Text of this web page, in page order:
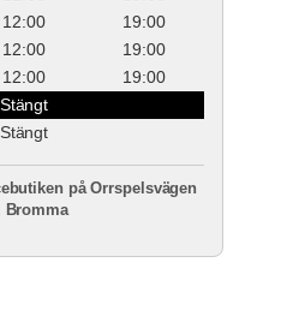
12:00
19:00
12:00
19:00
12:00
19:00
Stängt
Stängt
på Orrspelsvägen
Bromma